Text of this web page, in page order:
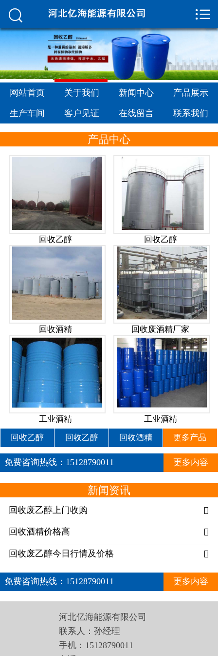

关于我们
新闻中心
产品展示
生产车间
联系我们


网站首页 关于我们 新闻中心 产品展示
生产车间 客户见证 在线留言 联系我们
产品中心
回收乙醇 回收乙醇
回收酒精 回收废酒精厂家
工业酒精 工业酒精
回收乙醇 回收乙醇 回收酒精 更多产品
免费咨询热线： 15128790011 更多内容
新闻资讯
回收废乙醇上门收购 
回收酒精价格高 
回收废乙醇今日行情及价格 
免费咨询热线： 15128790011 更多内容
河北亿海能源有限公司
联系人：孙经理
手机：15128790011